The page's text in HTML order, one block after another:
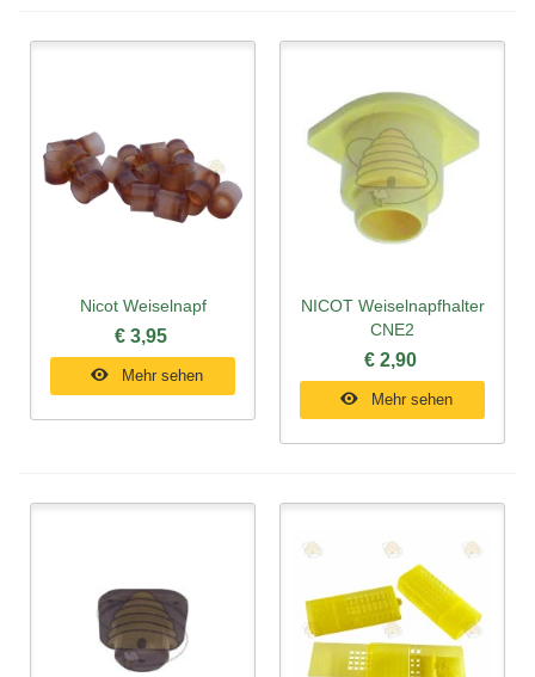
Nicot Weiselnapf
€ 3,95
Mehr sehen
NICOT Weiselnapfhalter
CNE2
€ 2,90
Mehr sehen